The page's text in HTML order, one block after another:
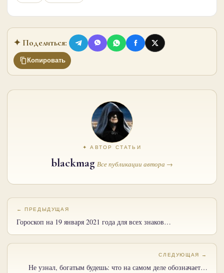
✦ Поделиться:
Копировать
✦ АВТОР СТАТЬИ
blackmag Все публикации автора →
← ПРЕДЫДУЩАЯ
Гороскоп на 19 января 2021 года для всех знаков…
СЛЕДУЮЩАЯ →
Не узнал, богатым будешь: что на самом деле обозначает…